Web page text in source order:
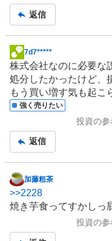
事
返信
掲
示
板
記
事
7d7*****
株式会社なのに必要な
処分したかったけど、
もう買い増す気も起こ
強く売りたい
投資の参
返信
掲
示
板
加藤粗茶
>>2228
焼き芋食ってすかし
投資の参